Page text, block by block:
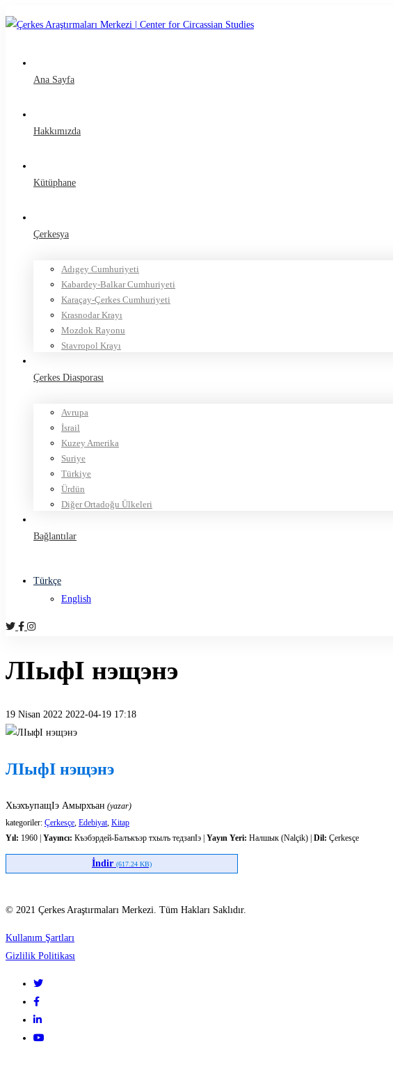
Ana Sayfa
Hakkımızda
Kütüphane
Çerkesya
Adıgey Cumhuriyeti
Kabardey-Balkar Cumhuriyeti
Karaçay-Çerkes Cumhuriyeti
Krasnodar Krayı
Mozdok Rayonu
Stavropol Krayı
Çerkes Diasporası
Avrupa
İsrail
Kuzey Amerika
Suriye
Türkiye
Ürdün
Diğer Ortadoğu Ülkeleri
Bağlantılar
Türkçe
English
ЛIыфI нэщэнэ
19 Nisan 2022 2022-04-19 17:18
ЛIыфI
нэщэнэ
ЛIыфI нэщэнэ
ХьэхъупащIэ Амырхъан (yazar)
kategoriler: Çerkesçe, Edebiyat, Kitap
Yıl: 1960 | Yayıncı: Къэбэрдей-Балъкъэр тхылъ тедзапIэ | Yayın Yeri: Налшык (Nalçik) | Dil: Çerkesçe
İndir (617.24 KB)
© 2021 Çerkes Araştırmaları Merkezi. Tüm Hakları Saklıdır.
Kullanım Şartları
Gizlilik Politikası